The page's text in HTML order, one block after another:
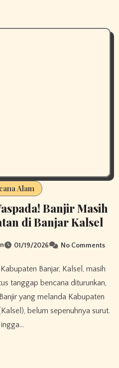
Alam
Banjir Masih
di Banjar Kalsel
01/19/2026 No Comments
tanggap bencana diturunkan,
yang melanda Kabupaten
belum sepenuhnya surut.